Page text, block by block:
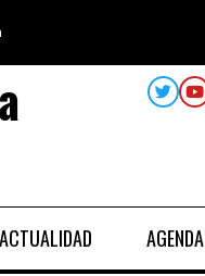
Solidaridad
ACTUALIDAD AGENDA